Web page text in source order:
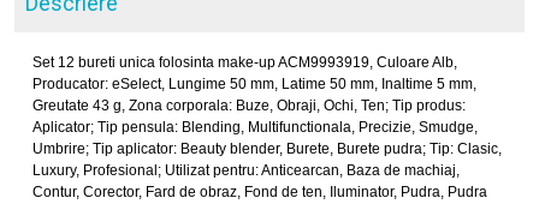
Set 12 bureti unica folosinta make-up ACM9993919, Culoare Alb,
Producator: eSelect, Lungime 50 mm, Latime 50 mm, Inaltime 5 mm,
Greutate 43 g, Zona corporala: Buze, Obraji, Ochi, Ten; Tip produs:
Aplicator; Tip pensula: Blending, Multifunctionala, Precizie, Smudge,
Umbrire; Tip aplicator: Beauty blender, Burete, Burete pudra; Tip: Clasic,
Luxury, Profesional; Utilizat pentru: Anticearcan, Baza de machiaj,
Contur, Corector, Fard de obraz, Fond de ten, Iluminator, Pudra, Pudra